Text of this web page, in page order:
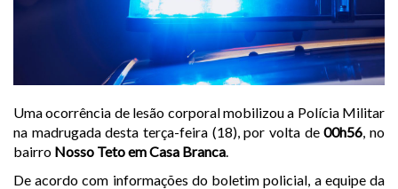
Uma ocorrência de lesão corporal mobilizou a Polícia Militar
na madrugada desta terça-feira (18), por volta de00h56 , no
bairro Nosso Teto em Casa Branca
De acordo com informações do boletim policial, a equipe da